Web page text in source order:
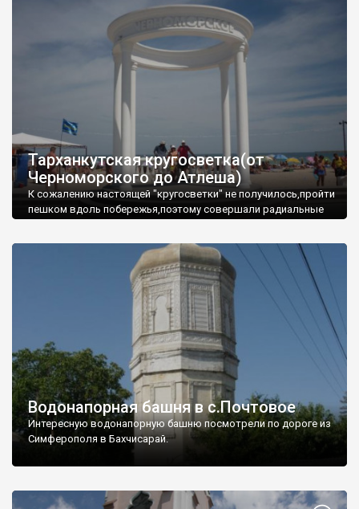
Тарханкутская кругосветка(от
Черноморского до Атлеша)
К сожалению настоящей "кругосветки" не получилось,пройти
пешком вдоль побережья,поэтому совершали радиальные
Водонапорная башня в с.Почтовое
Интересную водонапорную башню посмотрели по дороге из
Симферополя в Бахчисарай.